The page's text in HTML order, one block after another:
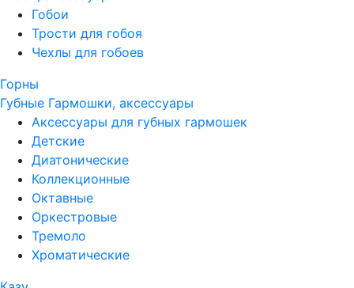
Гобои
Трости для гобоя
Чехлы для гобоев
Горны
Губные Гармошки, аксессуары
Аксессуары для губных гармошек
Детские
Диатонические
Коллекционные
Октавные
Оркестровые
Тремоло
Хроматические